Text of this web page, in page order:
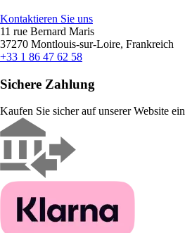
Kontaktieren Sie uns
11 rue Bernard Maris
37270 Montlouis-sur-Loire, Frankreich
+33 1 86 47 62 58
Sichere Zahlung
Kaufen Sie sicher auf unserer Website ein